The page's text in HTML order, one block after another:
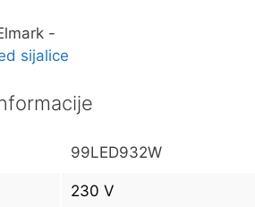
-
sijalice
99LED932W
230 V